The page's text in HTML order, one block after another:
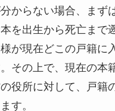
からない場合、まず
を出生から死亡まで
が現在どこの戸籍に
その上で、現在の本
役所に対して、戸籍
す。